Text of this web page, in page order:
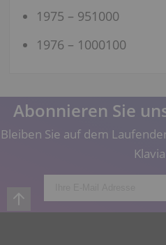
1975 – 951000
1976 – 1000100
Abonnieren Sie
Bleiben Sie auf dem